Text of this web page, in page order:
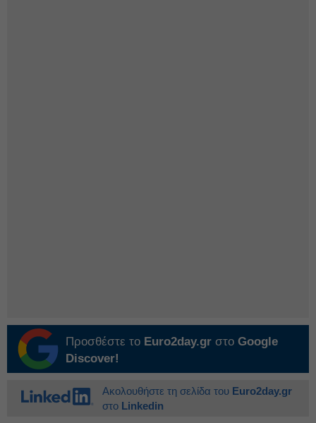
Προσθέστε το Euro2day.gr στο Google
Discover!
Ακολουθήστε τη σελίδα του Euro2day.gr
στο Linkedin